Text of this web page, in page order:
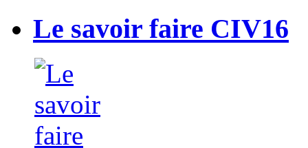
Le savoir faire CIV16